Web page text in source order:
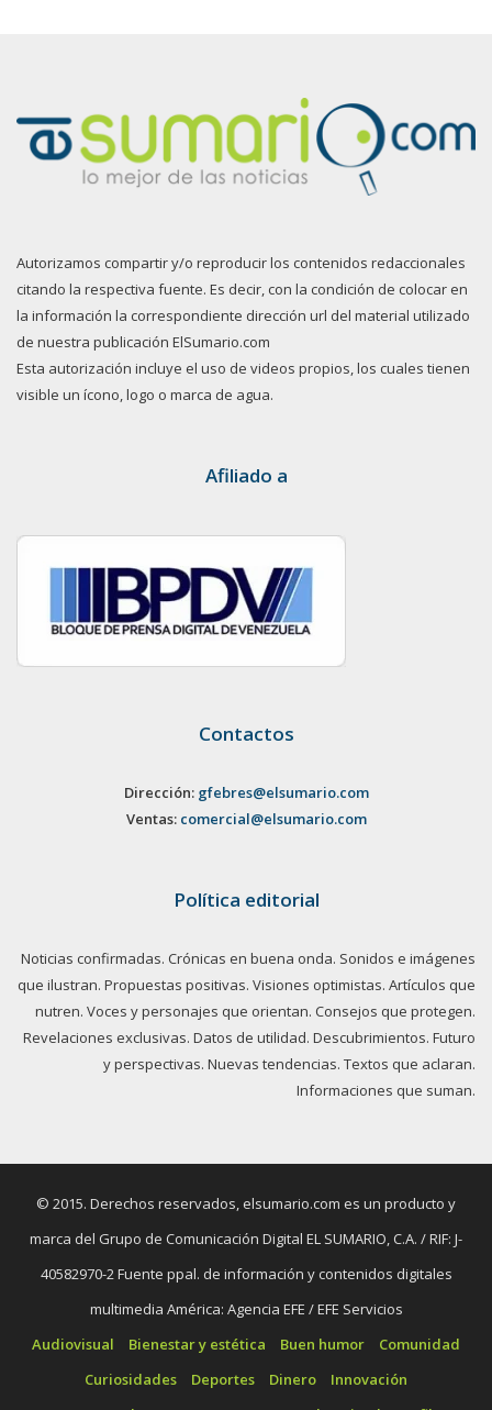
Autorizamos compartir y/o reproducir los contenidos redaccionales
citando la respectiva fuente. Es decir, con la condición de colocar en
la información la correspondiente dirección url del material utilizado
de nuestra publicación ElSumario.com
Esta autorización incluye el uso de videos propios, los cuales tienen
visible un ícono, logo o marca de agua.
Afiliado a
Contactos
Dirección: gfebres@elsumario.com
Ventas: comercial@elsumario.com
Política editorial
Noticias confirmadas. Crónicas en buena onda. Sonidos e imágenes
que ilustran. Propuestas positivas. Visiones optimistas. Artículos que
nutren. Voces y personajes que orientan. Consejos que protegen.
Revelaciones exclusivas. Datos de utilidad. Descubrimientos. Futuro
y perspectivas. Nuevas tendencias. Textos que aclaran.
Informaciones que suman.
© 2015. Derechos reservados, elsumario.com es un producto y
marca del Grupo de Comunicación Digital EL SUMARIO, C.A. / RIF: J-
40582970-2 Fuente ppal. de información y contenidos digitales
multimedia América: Agencia EFE / EFE Servicios
Audiovisual
Bienestar y estética Buen humor
Comunidad
Curiosidades
Deportes Dinero
Innovación